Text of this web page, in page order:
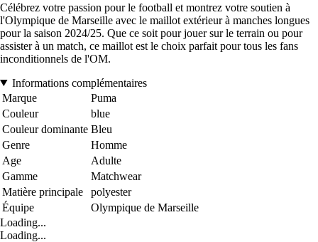
Célébrez votre passion pour le football et montrez votre soutien à
l'Olympique de Marseille avec le maillot extérieur à manches longues
pour la saison 2024/25. Que ce soit pour jouer sur le terrain ou pour
assister à un match, ce maillot est le choix parfait pour tous les fans
inconditionnels de l'OM.
Informations complémentaires
Marque
Puma
Couleur
blue
Couleur dominante Bleu
Genre
Homme
Age
Adulte
Gamme
Matchwear
Matière principale
polyester
Équipe
Olympique de Marseille
Loading...
Loading...